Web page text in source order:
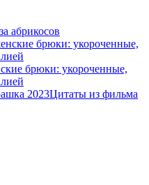
абрикосов
брюки: укороченные,
Цитаты из фильма